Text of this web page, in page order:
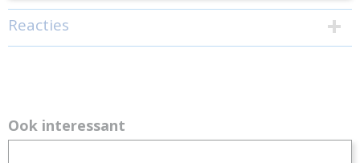
Reacties
Ook interessant